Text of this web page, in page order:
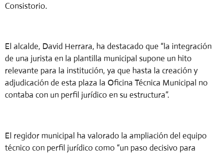
Consistorio.
El alcalde, David Herrara, ha destacado que “la integración
de una jurista en la plantilla municipal supone un hito
relevante para la institución, ya que hasta la creación y
adjudicación de esta plaza la Oficina Técnica Municipal no
contaba con un perfil jurídico en su estructura”.
El regidor municipal ha valorado la ampliación del equipo
técnico con perfil jurídico como “un paso decisivo para